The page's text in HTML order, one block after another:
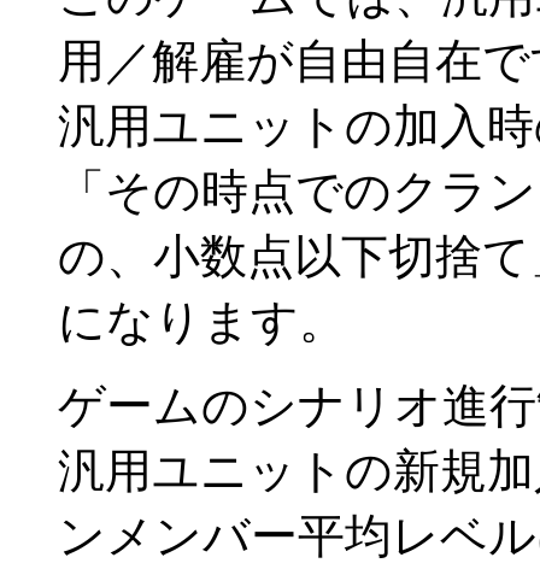
用／解雇が自由自在
汎用ユニットの加入
「その時点でのクラ
の、小数点以下切捨
になります。
ゲームのシナリオ進
汎用ユニットの新規
ンメンバー平均レベ